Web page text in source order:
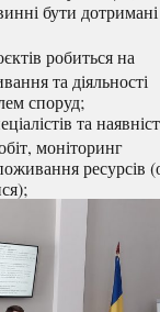
бути дотримані
робиться на
та діяльності
споруд;
та
моніторинг
ресурсів